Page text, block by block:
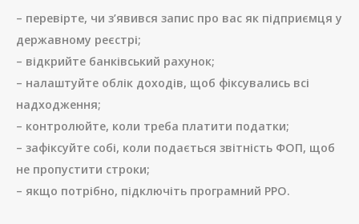
– перевірте, чи з’явився запис про вас як підприємця у
державному реєстрі;
– відкрийте банківський рахунок;
– налаштуйте облік доходів, щоб фіксувались всі
надходження;
– контролюйте, коли треба платити податки;
– зафіксуйте собі, коли подається звітність ФОП, щоб
не пропустити строки;
– якщо потрібно, підключіть програмний РРО.